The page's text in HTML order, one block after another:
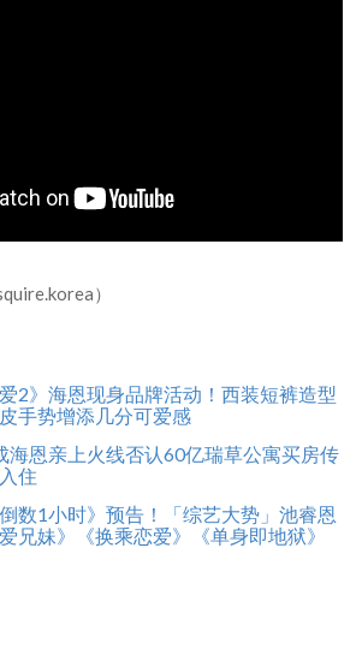
）
2》海恩现身品牌活动！西装短裤造型
手势增添几分可爱感
海恩亲上火线否认60亿瑞草公寓买房传
住
数1小时》预告！「综艺大势」池睿恩
兄妹》《换乘恋爱》《单身即地狱》